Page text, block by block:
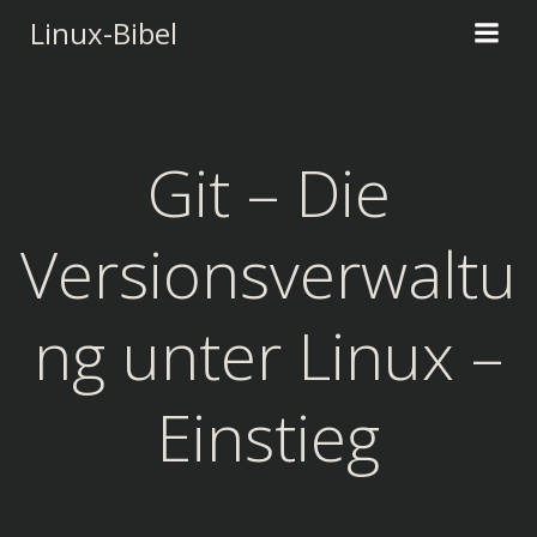
Linux-Bibel
Git – Die
Versionsverwaltu
ng unter Linux –
Einstieg